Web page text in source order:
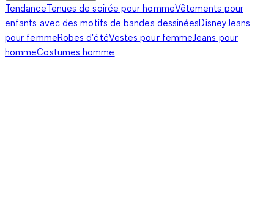
TendanceTenues de soirée pour hommeVêtements pour
enfants avec des motifs de bandes dessinéesDisneyJeans
pour femmeRobes d'étéVestes pour femmeJeans pour
hommeCostumes homme